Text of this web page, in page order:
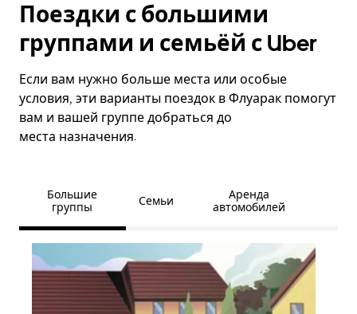
Поездки с большими
группами и семьёй с Uber
Если вам нужно больше места или особые
условия, эти варианты поездок в Флуарак помогут
вам и вашей группе добраться до
места назначения.
Большие
группы
Семьи
Аренда
автомобилей